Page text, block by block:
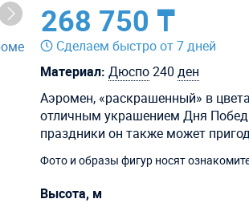
268 750 ₸
Сделаем быстро от 7 дней
Материал: Дюспо240ден
Аэромен, «раскрашенный» в
отличным украшением Дня
праздники он также может
Фото и образы фигур носят
Высота, м